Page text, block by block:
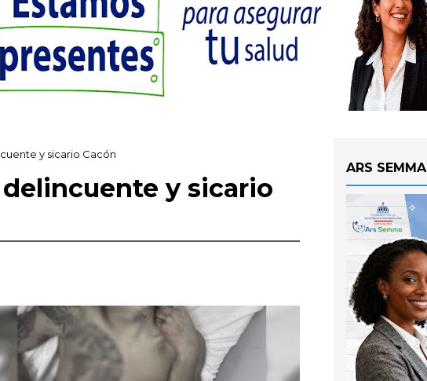
y sicario Cacón
y sicario
ARS SEMMA